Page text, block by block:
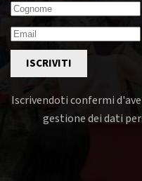
ISCRIVITI
Iscrivendoti confermi
gestione dei dati